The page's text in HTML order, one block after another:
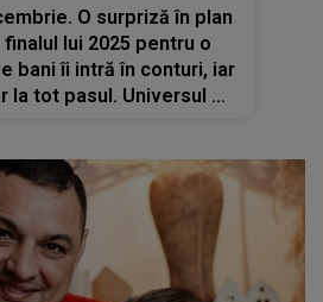
O surpriză în plan
lui 2025 pentru o
bani îi intră în conturi, iar
la tot pasul. Universul o